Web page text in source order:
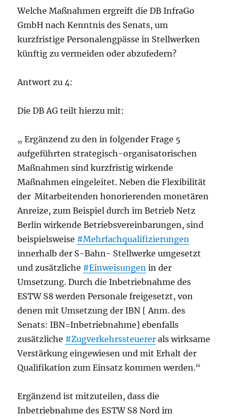
Welche Maßnahmen ergreift die DB InfraGo
GmbH nach Kenntnis des Senats, um
kurzfristige Personalengpässe in Stellwerken
künftig zu vermeiden oder abzufedern?
Antwort zu 4:
Die DB AG teilt hierzu mit:
„ Ergänzend zu den in folgender Frage 5
aufgeführten strategisch-organisatorischen
Maßnahmen sind kurzfristig wirkende
Maßnahmen eingeleitet. Neben die Flexibilität
der Mitarbeitenden honorierenden monetären
Anreize, zum Beispiel durch im Betrieb Netz
Berlin wirkende Betriebsvereinbarungen, sind
beispielsweise #Mehrfachqualifizierungen
innerhalb der S-Bahn- Stellwerke umgesetzt
und zusätzliche #Einweisungen in der
Umsetzung. Durch die Inbetriebnahme des
ESTW S8 werden Personale freigesetzt, von
denen mit Umsetzung der IBN [ Anm. des
Senats: IBN=Inbetriebnahme] ebenfalls
zusätzliche #Zugverkehrssteuerer als wirksame
Verstärkung eingewiesen und mit Erhalt der
Qualifikation zum Einsatz kommen werden.“
Ergänzend ist mitzuteilen, dass die
Inbetriebnahme des ESTW S8 Nord im